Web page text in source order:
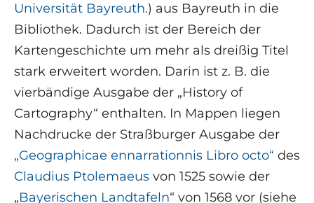
Universität Bayreuth.) aus Bayreuth in die
Bibliothek. Dadurch ist der Bereich der
Kartengeschichte um mehr als dreißig Titel
stark erweitert worden. Darin ist z. B. die
vierbändige Ausgabe der „History of
Cartography“ enthalten. In Mappen liegen
Nachdrucke der Straßburger Ausgabe der
„Geographicae ennarrationnis Libro octo“ des
Claudius Ptolemaeus von 1525 sowie der
„Bayerischen Landtafeln“ von 1568 vor (siehe